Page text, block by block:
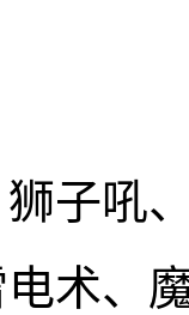
子吼
术、